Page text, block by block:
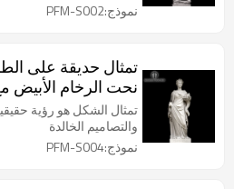
نموذج:PFM-S002
تمثال حديقة على
نحت الرخام الأبيض
تمثال الشكل هو رؤية
والتصاميم الخالدة
نموذج:PFM-S004